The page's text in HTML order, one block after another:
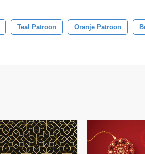
Teal Patroon Oranje Patroon